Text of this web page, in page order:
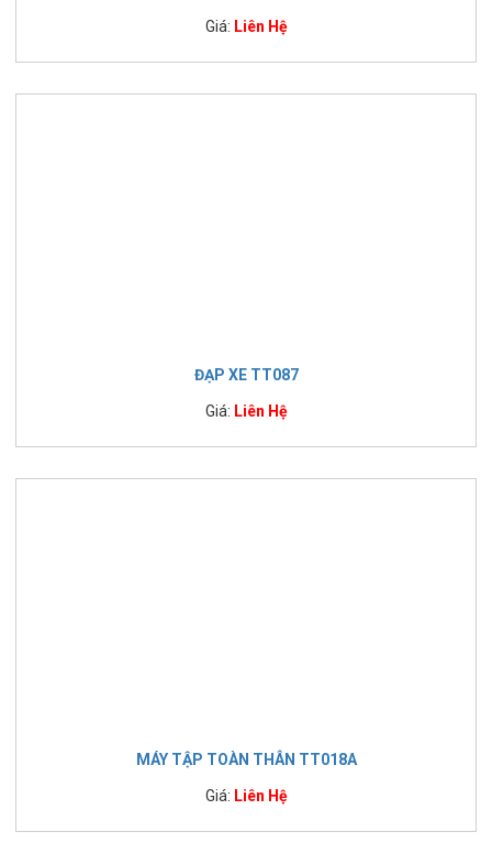
Giá: Liên Hệ
ĐẠP XE TT087
Giá: Liên Hệ
MÁY TẬP TOÀN THÂN TT018A
Giá: Liên Hệ